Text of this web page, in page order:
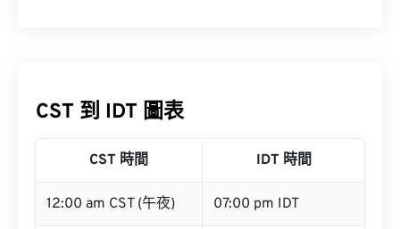
CST 到 IDT 圖表
CST 時間 IDT 時間
12:00 am CST (午夜) 07:00 pm IDT